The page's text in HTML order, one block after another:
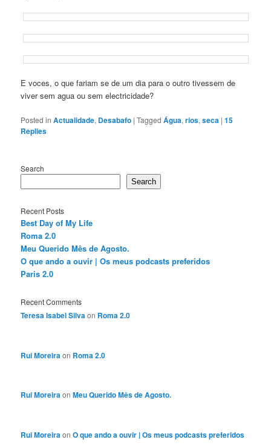
E voces, o que fariam se de um dia para o outro tivessem de
viver sem agua ou sem electricidade?
Posted in Actualidade, Desabafo |Tagged Água,rios,seca |15
Replies
Search
Search
Recent Posts
Best Day of My Life
Roma 2.0
Meu Querido Mês de Agosto.
O que ando a ouvir | Os meus podcasts preferidos
Paris 2.0
Recent Comments
Teresa Isabel Silvaon Roma 2.0
Rui Moreiraon Roma 2.0
Rui MoreiraonMeu Querido Mês de Agosto.
Rui Moreira onO que ando a ouvir | Os meus podcasts preferidos